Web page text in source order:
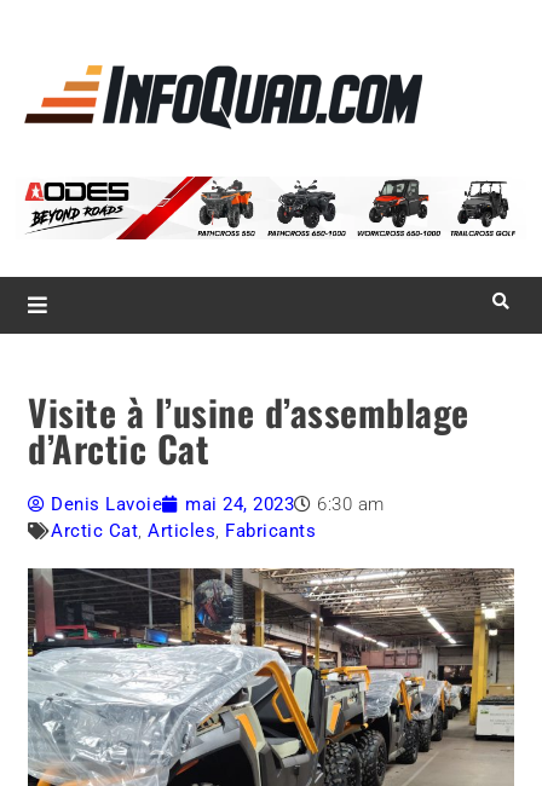
Magazine InfoQuad.com
Visite à l’usine d’assemblage
d’Arctic Cat
Denis Lavoie mai 24, 2023
6:30 am
Arctic Cat,Articles, Fabricants